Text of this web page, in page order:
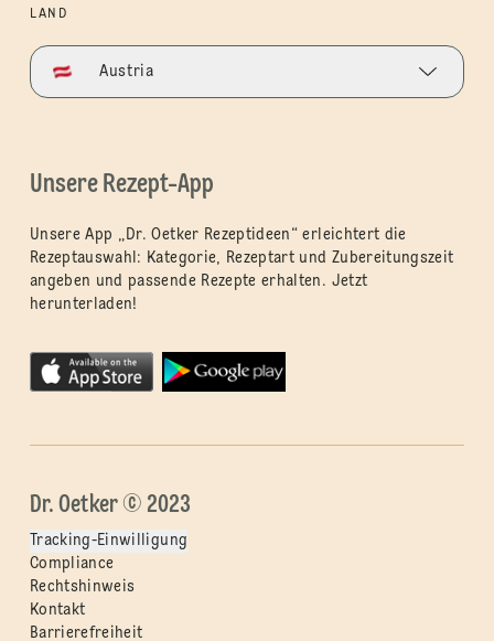
LAND
Austria
Unsere Rezept-App
Unsere App „Dr. Oetker Rezeptideen“ erleichtert die
Rezeptauswahl: Kategorie, Rezeptart und Zubereitungszeit
angeben und passende Rezepte erhalten. Jetzt
herunterladen!
Dr. Oetker © 2023
Tracking-Einwilligung
Compliance
Rechtshinweis
Kontakt
Barrierefreiheit